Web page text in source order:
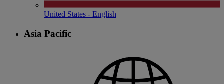
United States - English
Asia Pacific